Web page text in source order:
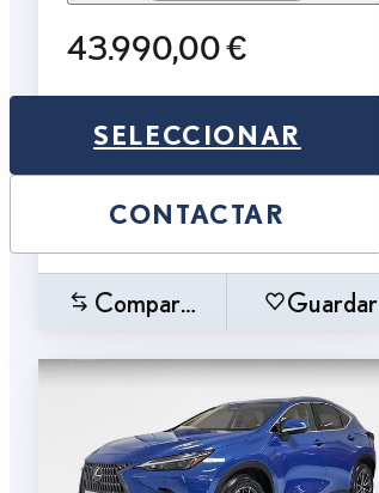
43.990,00 €
SELECCIONAR
CONTACTAR
Comparar Guardar